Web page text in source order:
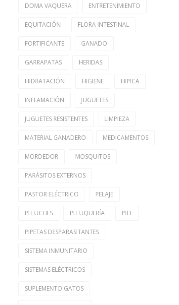
DOMA VAQUERA ENTRETENIMIENTO
EQUITACIÓN FLORA INTESTINAL
FORTIFICANTE GANADO
GARRAPATAS HERIDAS
HIDRATACIÓN HIGIENE HIPICA
INFLAMACIÓN JUGUETES
JUGUETES RESISTENTES LIMPIEZA
MATERIAL GANADERO MEDICAMENTOS
MORDEDOR MOSQUITOS
PARÁSITOS EXTERNOS
PASTOR ELÉCTRICO PELAJE
PELUCHES PELUQUERÍA PIEL
PIPETAS DESPARASITANTES
SISTEMA INMUNITARIO
SISTEMAS ELÉCTRICOS
SUPLEMENTO GATOS